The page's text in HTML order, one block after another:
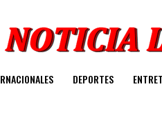
DEPORTES